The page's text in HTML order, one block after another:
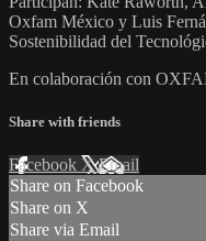
Oxfam México y Luis
Sostenibilidad del
En colaboración con
Share with friends
Facebook XEmail
Share on Facebook
Share on X
Share via Email